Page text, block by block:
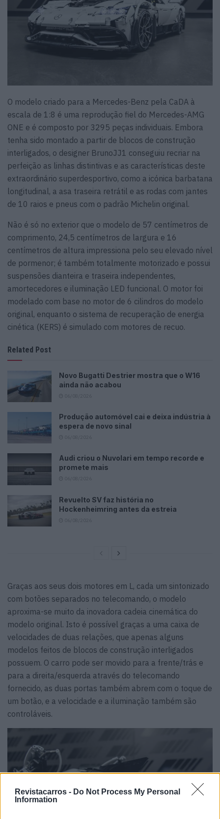
Revistacarros - Do Not Process My Personal
Information
O modelo criado para a Mercedes-Benz pela CaDA à
escala de 1:8 é uma reprodução fiel do Mercedes-AMG
ONE e é composto por 3295 peças individuais. Embora
tenha sido montado a partir de blocos de construção
interligados, o designer BrunoJJ1 conseguiu recriar na
perfeição as linhas distintivas e as características deste
extraordinário superdesportivo, como a icónica barbatana
longitudinal, a asa traseira retrátil e as rodas com jantes
de 10 raios e pneus com o padrão Michelin original.
Não é só no exterior que o modelo de 57 centímetros de
comprimento, 24,5 centímetros de largura e 16
centímetros de altura impressiona pelo seu elevado nível
de pormenor; é também totalmente motorizado e possui
suspensões dianteira e traseira independentes,
amortecedores e iluminação LED funcional. O motor foi
modelado com base no motor de 6 cilindros do modelo
original, enquanto o sistema de recuperação de energia
cinética (KERS) é simulado com motores de recuo.
Related Post
Novo Bugatti Destrier mostra que o W16
ainda não acabou
Produção automóvel cai e deixa indústria à
espera de novo sinal
Audi criou o Nuvolari em tempo recorde e
promete mais
Revuelto SV faz história no
Hockenheimring antes da estreia
Graças aos seus dois motores em L, cada um sintonizado
com botões separados no telecomando, o modelo
aproxima-se muito da inovadora cadeia cinemática do
modelo original. Isto é possível graças a uma caixa de
velocidades de duas relações, que apenas alguns
modelos feitos de blocos de construção interligados
possuem. O carro pode ser movido para a frente/trás e
para a direita/esquerda através do telecomando
fornecido, as duas portas também abrem com o toque de
um botão, e a velocidade e a iluminação também são
controláveis.